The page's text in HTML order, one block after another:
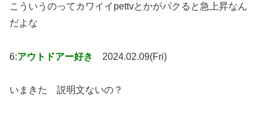
こういうのってカワイイpettvとかがパクると急上昇なん
だよな
6:アウトドアー好き 2024.02.09(Fri)
いまきた 説明文ないの？